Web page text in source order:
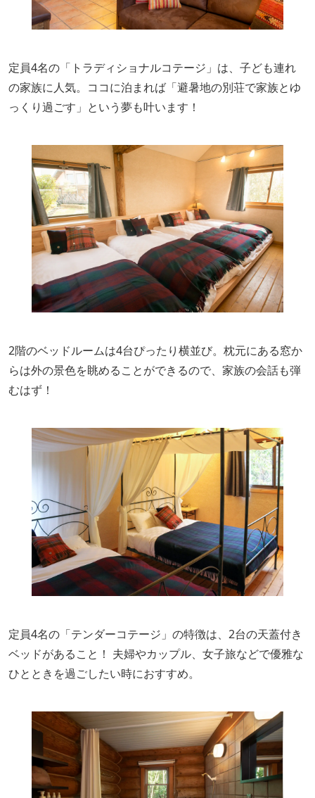
定員4名の「トラディショナルコテージ」は、子ども連れ
の家族に人気。ココに泊まれば「避暑地の別荘で家族とゆ
っくり過ごす」という夢も叶います！
2階のベッドルームは4台ぴったり横並び。枕元にある窓か
らは外の景色を眺めることができるので、家族の会話も弾
むはず！
定員4名の「テンダーコテージ」の特徴は、2台の天蓋付き
ベッドがあること！ 夫婦やカップル、女子旅などで優雅な
ひとときを過ごしたい時におすすめ。